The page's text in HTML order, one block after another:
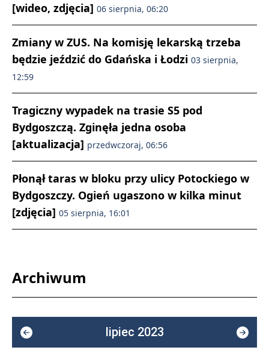
[wideo, zdjęcia] 06 sierpnia, 06:20
Zmiany w ZUS. Na komisję lekarską trzeba
będzie jeździć do Gdańska i Łodzi 03 sierpnia,
12:59
Tragiczny wypadek na trasie S5 pod
Bydgoszczą. Zginęła jedna osoba
[aktualizacja] przedwczoraj, 06:56
Płonął taras w bloku przy ulicy Potockiego w
Bydgoszczy. Ogień ugaszono w kilka minut
[zdjęcia] 05 sierpnia, 16:01
Archiwum
lipiec 2023